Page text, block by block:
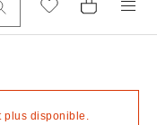
plus disponible.